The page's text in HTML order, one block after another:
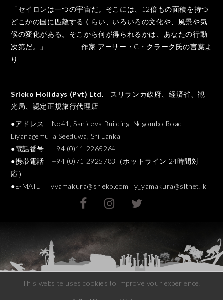
「セイロンは一つの宇宙だ。そこには、12倍もの面積を持つ
どこかの国に匹敵するくらい、いろいろの文化や、風景や気
候の変化がある。そこから何が得られるかは、あなたの行動
次第だ。」 作家 アーサー・C・クラーク氏の言葉よ
り
Srieko Holidays (Pvt) Ltd. スリランカ政府、経済省、観
光局、認定正規旅行代理店
●アドレス No41, Sanjeeva Building, Negombo Road,
Liyanagemulla Seeduwa, Sri Lanka
●電話番号 +94 (0)11 2265264
●携帯電話 +94 (0)71 2925783（ホットライン 24時間対
応）
●E-MAIL yyamakura@srieko.com y_yamakura@sltnet.lk
This website uses cookies to improve your experience.